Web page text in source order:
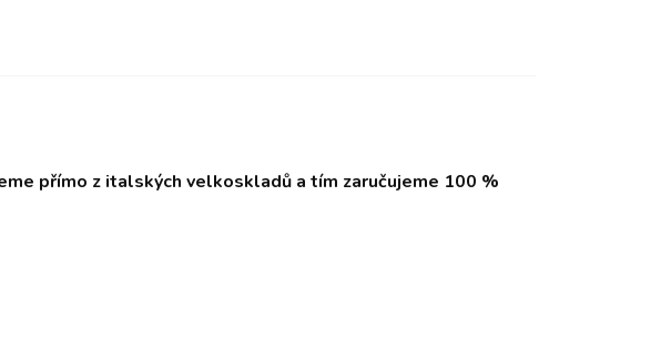
přímo z italských velkoskladů a tím zaručujeme 100 %